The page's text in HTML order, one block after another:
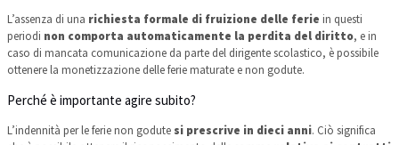
L’assenza di una richiesta formale di fruizione delle ferie in questi
periodi non comporta automaticamente la perdita del diritto, e in
caso di mancata comunicazione da parte del dirigente scolastico, è possibile
ottenere la monetizzazione delle ferie maturate e non godute.
Perché è importante agire subito?
L’indennità per le ferie non godute si prescrive in dieci anni. Ciò significa